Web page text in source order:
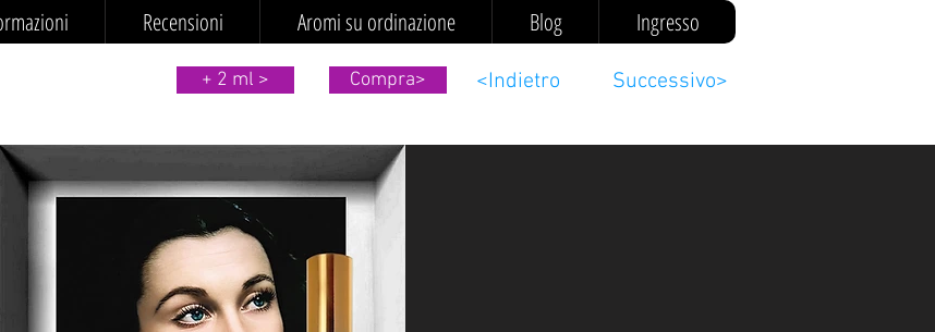
Recensioni Aromi su ordinazione Blog Ingresso
+ 2 ml > Compra> <Indietro Successivo>